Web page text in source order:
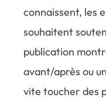
connaissent, les
souhaitent
publication
avant/après ou
vite toucher des